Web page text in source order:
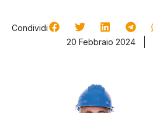
Condividi
20 Febbraio 2024